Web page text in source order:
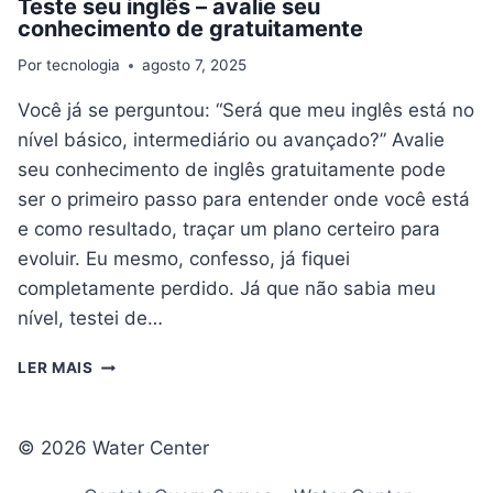
Teste seu inglês – avalie seu
conhecimento de gratuitamente
Por tecnologia agosto 7, 2025
Você já se perguntou: “Será que meu inglês está no
nível básico, intermediário ou avançado?” Avalie
seu conhecimento de inglês gratuitamente pode
ser o primeiro passo para entender onde você está
e como resultado, traçar um plano certeiro para
evoluir. Eu mesmo, confesso, já fiquei
completamente perdido. Já que não sabia meu
nível, testei de…
LER MAIS TESTE
AVALIE
© 2026 Water Center